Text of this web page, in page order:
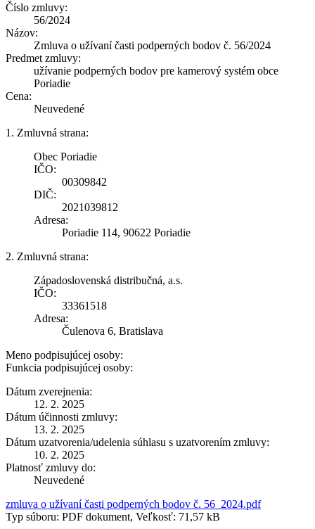
Číslo zmluvy:
56/2024
Názov:
Zmluva o užívaní časti podperných bodov č. 56/2024
Predmet zmluvy:
užívanie podperných bodov pre kamerový systém obce
Poriadie
Cena:
Neuvedené
1. Zmluvná strana:
Obec Poriadie
IČO:
00309842
DIČ:
2021039812
Adresa:
Poriadie 114, 90622 Poriadie
2. Zmluvná strana:
Západoslovenská distribučná, a.s.
IČO:
33361518
Adresa:
Čulenova 6, Bratislava
Meno podpisujúcej osoby:
Funkcia podpisujúcej osoby:
Dátum zverejnenia:
12. 2. 2025
Dátum účinnosti zmluvy:
13. 2. 2025
Dátum uzatvorenia/udelenia súhlasu s uzatvorením zmluvy:
10. 2. 2025
Platnosť zmluvy do:
Neuvedené
zmluva o užívaní časti podperných bodov č. 56_2024.pdf
Typ súboru: PDF dokument, Veľkosť: 71,57 kB